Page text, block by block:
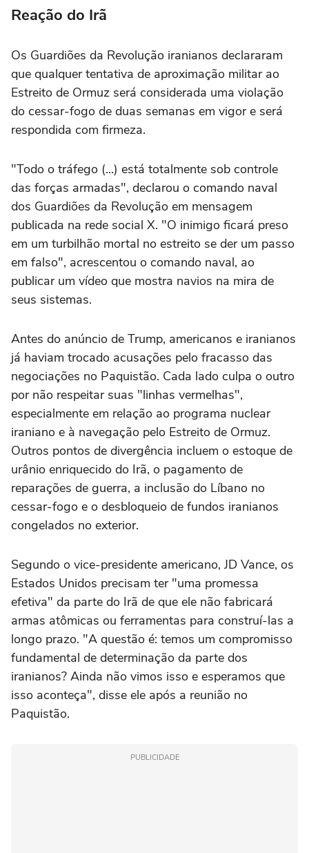
Reação do Irã
Os Guardiões da Revolução iranianos declararam
que qualquer tentativa de aproximação militar ao
Estreito de Ormuz será considerada uma violação
do cessar-fogo de duas semanas em vigor e será
respondida com firmeza.
"Todo o tráfego (...) está totalmente sob controle
das forças armadas", declarou o comando naval
dos Guardiões da Revolução em mensagem
publicada na rede social X. "O inimigo ficará preso
em um turbilhão mortal no estreito se der um passo
em falso", acrescentou o comando naval, ao
publicar um vídeo que mostra navios na mira de
seus sistemas.
Antes do anúncio de Trump, americanos e iranianos
já haviam trocado acusações pelo fracasso das
negociações no Paquistão. Cada lado culpa o outro
por não respeitar suas "linhas vermelhas",
especialmente em relação ao programa nuclear
iraniano e à navegação pelo Estreito de Ormuz.
Outros pontos de divergência incluem o estoque de
urânio enriquecido do Irã, o pagamento de
reparações de guerra, a inclusão do Líbano no
cessar-fogo e o desbloqueio de fundos iranianos
congelados no exterior.
Segundo o vice-presidente americano, JD Vance, os
Estados Unidos precisam ter "uma promessa
efetiva" da parte do Irã de que ele não fabricará
armas atômicas ou ferramentas para construí-las a
longo prazo. "A questão é: temos um compromisso
fundamental de determinação da parte dos
iranianos? Ainda não vimos isso e esperamos que
isso aconteça", disse ele após a reunião no
Paquistão.
PUBLICIDADE